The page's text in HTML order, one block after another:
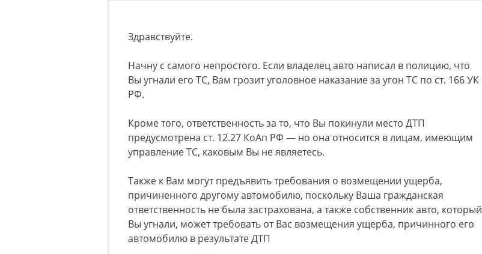
Здравствуйте.
Начну с самого непростого. Если владелец авто написал в полицию, что
Вы угнали его ТС, Вам грозит уголовное наказание за угон ТС по ст. 166 УК
РФ.
Кроме того, ответственность за то, что Вы покинули место ДТП
предусмотрена ст. 12.27 КоАп РФ — но она относится в лицам, имеющим
управление ТС, каковым Вы не являетесь.
Также к Вам могут предъявить требования о возмещении ущерба,
причиненного другому автомобилю, поскольку Ваша гражданская
ответственность не была застрахована, а также собственник авто, который
Вы угнали, может требовать от Вас возмещения ущерба, причинного его
автомобилю в результате ДТП